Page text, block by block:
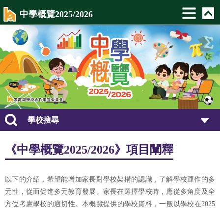
中學概覽2025/2026
學校搜尋
《中學概覽2025/2026》項目闡釋
以下的介紹，希望能增加家長對學校架構的認識，了解學校運作的多
元性，從而促進多元教育發展。家長在選擇學校時，應從多角度及全
方位考慮學校的適切性。本概覽提供的學校資料，一般以學校在2025